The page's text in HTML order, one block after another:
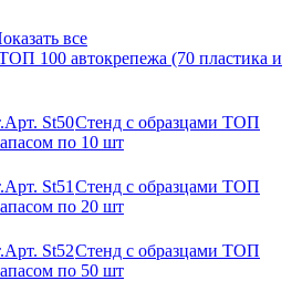
все
100 автокрепежа (70 пластика и
Арт. St50Стенд с образцами ТОП
по 10 шт
Арт. St51 Стенд с образцами ТОП
по 20 шт
Арт. St52Стенд с образцами ТОП
по 50 шт